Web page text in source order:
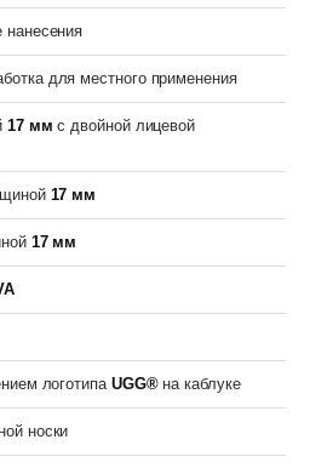
для местного применения
17 мм с двойной лицевой
17 мм
17 мм
логотипа UGG®на каблуке
носки